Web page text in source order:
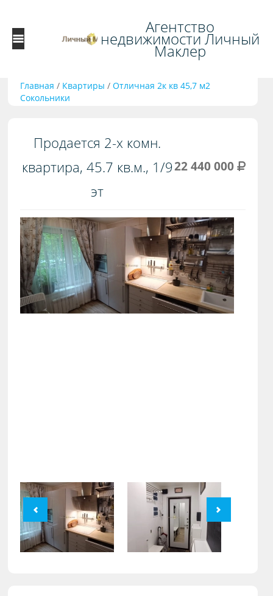
Агентство
недвижимости Личный
Маклер
Главная / Квартиры /Отличная 2к кв 45,7 м2
Сокольники
Продается 2-х комн.
квартира, 45.7 кв.м., 1/9
эт
22 440 000